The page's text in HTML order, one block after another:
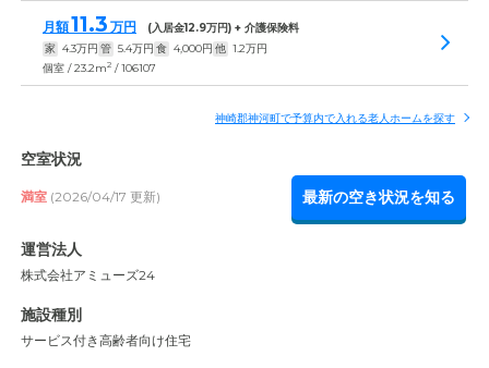
月額11.3 万円 (入居金12.9万円) + 介護保険料
家 4.3万円 管 5.4万円 食 4,000円 他 1.2万円
個室 / 23.2m2 / 106107
神崎郡神河町で予算内で入れる老人ホームを探す
空室状況
満室 (2026/04/17 更新) 最新の空き状況を知る
運営法人
株式会社アミューズ24
施設種別
サービス付き高齢者向け住宅